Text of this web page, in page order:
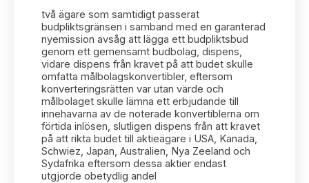
Publikationer och anföranden
två ägare som samtidigt passerat
budpliktsgränsen i samband med en garanterad
nyemission avsåg att lägga ett budpliktsbud
genom ett gemensamt budbolag, dispens,
vidare dispens från kravet på att budet skulle
omfatta målbolagskonvertibler, eftersom
konverteringsrätten var utan värde och
målbolaget skulle lämna ett erbjudande till
innehavarna av de noterade konvertiblerna om
förtida inlösen, slutligen dispens från att kravet
på att rikta budet till aktieägare i USA, Kanada,
Schwiez, Japan, Australien, Nya Zeeland och
Sydafrika eftersom dessa aktier endast
utgjorde obetydlig andel